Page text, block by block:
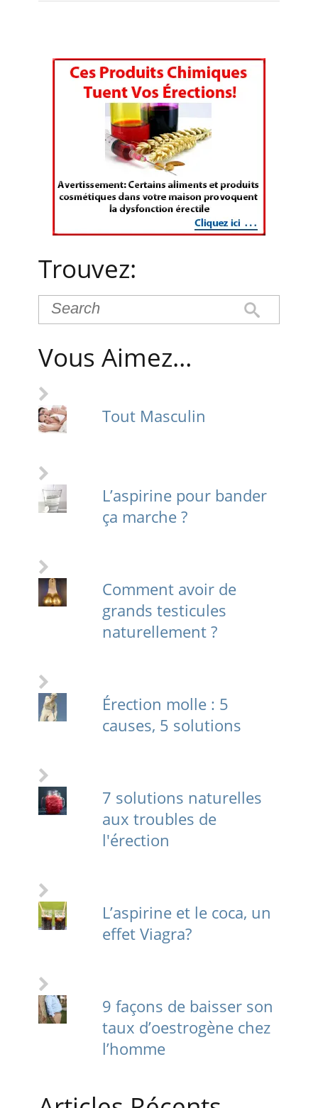
Trouvez:
Vous Aimez…
Tout Masculin
L’aspirine pour bander
ça marche ?
Comment avoir de
grands testicules
naturellement ?
Érection molle : 5
causes, 5 solutions
7 solutions naturelles
aux troubles de
l'érection
L’aspirine et le coca, un
effet Viagra?
9 façons de baisser son
taux d’oestrogène chez
l’homme